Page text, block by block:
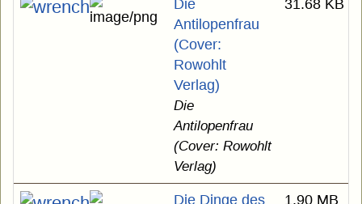
Die
Antilopenfrau
(Cover:
Rowohlt
Verlag)
Die
Antilopenfrau
(Cover: Rowohlt
Verlag)
31.68 KB
Die Dinge des
1.90 MB